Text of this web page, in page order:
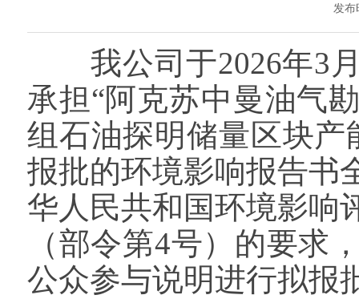
发布
我公司于2026年3月
承担“阿克苏中曼油气
组石油探明储量区块产
报批的环境影响报告书
华人民共和国环境影响
（部令第4号）的要求
公众参与说明进行拟报